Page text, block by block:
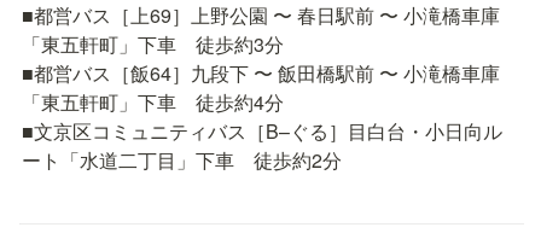
■都営バス［上69］上野公園 〜 春日駅前 〜 小滝橋車庫
「東五軒町」下車　徒歩約3分
■都営バス［飯64］九段下 〜 飯田橋駅前 〜 小滝橋車庫
「東五軒町」下車　徒歩約4分
■文京区コミュニティバス［B–ぐる］目白台・小日向ル
ート「水道二丁目」下車　徒歩約2分